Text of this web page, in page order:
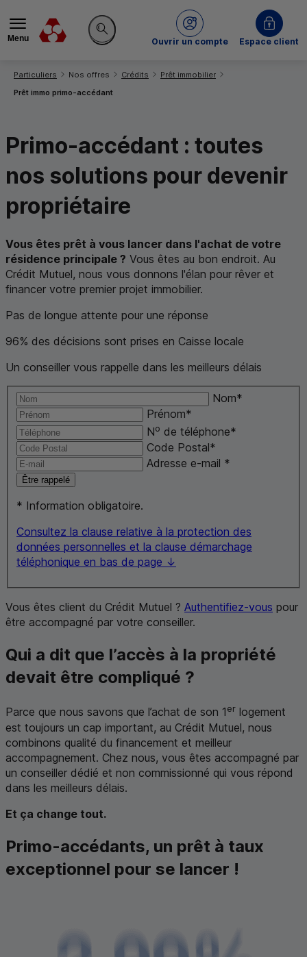
Menu
Rechercher sur le site
Ouvrir un compte
du Crédit MutuelEspace client
Vous êtes ici:
Particuliers Nos offres Crédits
Prêt immobilier
Prêt immo primo-accédant
Primo-accédant : toutes
nos solutions pour devenir
propriétaire
Vous êtes prêt à vous lancer dans l'achat de votre
résidence principale ? Vous êtes au bon endroit. Au
Crédit Mutuel, nous vous donnons l'élan pour rêver et
financer votre premier projet immobilier.
Pas de longue attente pour une réponse
96% des décisions sont prises en Caisse locale
Un conseiller vous rappelle dans les meilleurs délais
Nom*
Prénom*
No de téléphone*
Code Postal*
Adresse e-mail *
Être rappelé
* Information obligatoire.
Consultez la clause relative à la protection des
données personnelles et la clause démarchage
téléphonique en bas de page ↓
Vous êtes client du Crédit Mutuel ? Authentifiez-vous pour
être accompagné par votre conseiller.
Qui a dit que l’accès à la propriété
devait être compliqué ?
Parce que nous savons que l’achat de son 1er logement
est toujours un cap important, au Crédit Mutuel, nous
combinons qualité du financement et meilleur
accompagnement. Chez nous, vous êtes accompagné par
un conseiller dédié et non commissionné qui vous répond
dans les meilleurs délais.
Et ça change tout.
Primo-accédants, un prêt à taux
exceptionnel pour se lancer !